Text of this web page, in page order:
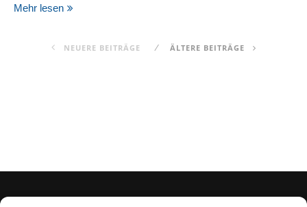
Mehr lesen
NEUERE BEITRÄGE ÄLTERE BEITRÄGE